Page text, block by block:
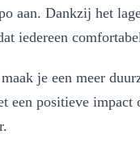
aan. Dankzij het
iedereen
je een meer
een positieve